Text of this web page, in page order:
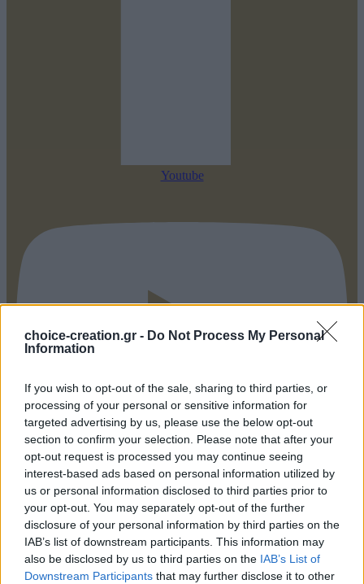
choice-creation.gr - Do Not Process My Personal
Information
If you wish to opt-out of the sale, sharing to third parties, or
processing of your personal or sensitive information for
targeted advertising by us, please use the below opt-out
section to confirm your selection. Please note that after your
opt-out request is processed you may continue seeing
interest-based ads based on personal information utilized by
us or personal information disclosed to third parties prior to
your opt-out. You may separately opt-out of the further
disclosure of your personal information by third parties on the
IAB’s list of downstream participants. This information may
also be disclosed by us to third parties on the IAB’s List of
Downstream Participants that may further disclose it to other
Youtube
Pinterest